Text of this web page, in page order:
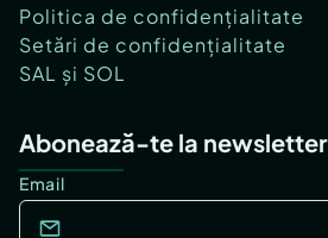
Politica de confidențialitate
Setări de confidențialitate
SAL și SOL
Abonează-te la newsletter
Email